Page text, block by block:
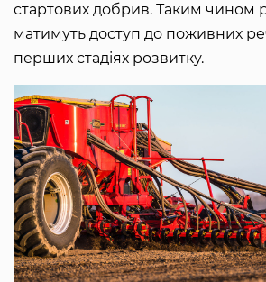
стартових добрив. Таким чином
матимуть доступ до поживних
перших стадіях розвитку.